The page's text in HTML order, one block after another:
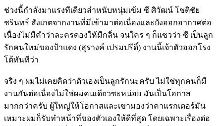
ช่วงนี้กำลังมาแรงทีเดียวสำหนับหนุ่มเข้ม ซี ศิวัฒน์ โชติชัย
ชรินทร์ สังเกตจากงานที่มีเข้ามาต่อเนื่องและยังออกอากาศต่อ
เนื่องไม่มีคำว่าละครดองให้มีกลิ่น จนใคร ๆ ก็แซวว่า ซี เป็นลูก
รักคนใหม่ของป้าแดง (สุรางค์ เปรมปรีดิ์) งานนี้เจ้าตัวออกโรง
โต้ทันทีว่า
จริง ๆ ผมไม่เคยคิดว่าตัวเองเป็นลูกรักนะครับ ไม่ใช่ทุกคนก็มี
งานกันต่อเนื่องไม่ใช่ผมคนเดียวซะหน่อย มันเป็นโอกาส
มากกว่าครับ ผู้ใหญ่ให้โอกาสและเขามองว่าคาแรกเตอร์มัน
เหมาะผมก็รับทำหน้าที่ของตัวเองให้ดีที่สุด โดยเฉพาะเรื่องต่อ